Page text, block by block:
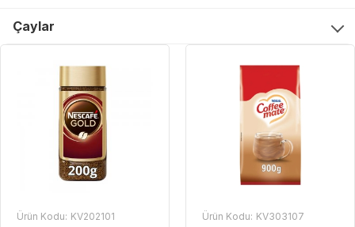
Çaylar
Ürün Kodu: KV202101 Ürün Kodu: KV303107